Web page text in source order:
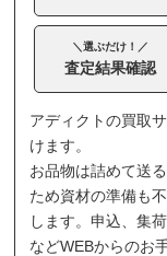
＼選ぶだけ！／
査定結果確認
アディクトの買取
けます。
お品物は詰めて送
ため資材の準備も
します。申込、集
などWEBからのお